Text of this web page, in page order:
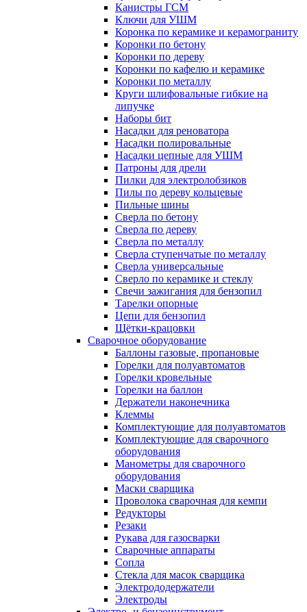
Канистры ГСМ
Ключи для УШМ
Коронка по керамике и керамограниту
Коронки по бетону
Коронки по дереву
Коронки по кафелю и керамике
Коронки по металлу
Круги шлифовальные гибкие на
липучке
Наборы бит
Насадки для реноватора
Насадки полировальные
Насадки цепные для УШМ
Патроны для дрели
Пилки для электролобзиков
Пилы по дереву кольцевые
Пильные шины
Сверла по бетону
Сверла по дереву
Сверла по металлу
Сверла ступенчатые по металлу
Сверла универсальные
Сверло по керамике и стеклу
Свечи зажигания для бензопил
Тарелки опорные
Цепи для бензопил
Щётки-крацовки
Сварочное оборудование
Баллоны газовые, пропановые
Горелки для полуавтоматов
Горелки кровельные
Горелки на баллон
Держатели наконечника
Клеммы
Комплектующие для полуавтоматов
Комплектующие для сварочного
оборудования
Манометры для сварочного
оборудования
Маски сварщика
Проволока сварочная для кемпи
Редукторы
Резаки
Рукава для газосварки
Сварочные аппараты
Сопла
Стекла для масок сварщика
Электрододержатели
Электроды